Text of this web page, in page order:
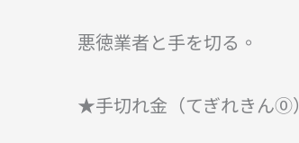
悪徳業者と手を切る。
★手切れ金（てぎれきん⓪）